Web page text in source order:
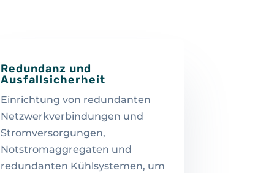
Redundanz und
Ausfallsicherheit
Einrichtung von redundanten
Netzwerkverbindungen und
Stromversorgungen,
Notstromaggregaten und
redundanten Kühlsystemen, um